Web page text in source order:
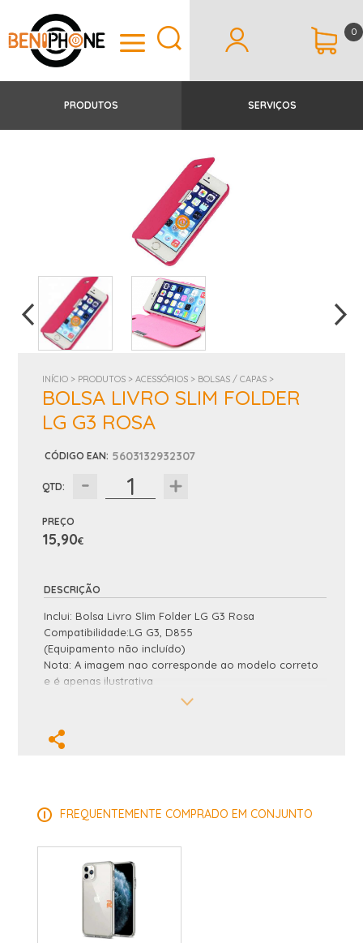
0
PRODUTOS SERVIÇOS
INÍCIO > PRODUTOS >ACESSÓRIOS > BOLSAS / CAPAS >
BOLSA LIVRO SLIM FOLDER
LG G3 ROSA
CÓDIGO EAN: 5603132932307
QTD:
PREÇO
15,90€
DESCRIÇÃO
Inclui: Bolsa Livro Slim Folder LG G3 Rosa
Compatibilidade:LG G3, D855
(Equipamento não incluído)
Nota: A imagem nao corresponde ao modelo correto
e é apenas ilustrativa
FREQUENTEMENTE COMPRADO EM CONJUNTO